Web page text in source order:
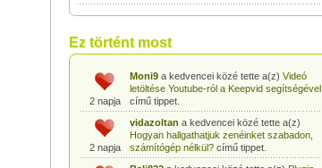
Ez történt most
2 napja
hónapos kortólcímű tippet.
2 napja
Babakonyha - Alma-banán püré készítése
egyszerűencímű tippet.
2 napja
Moni9a kedvencei közé tette a(z) Videó
letöltése Youtube-ról a Keepvid segítségével
című tippet.
2 napja
vidazoltan a kedvencei közé tette a(z)
Hogyan hallgathatjuk zenéinket szabadon,
számítógép nélkül?című tippet.